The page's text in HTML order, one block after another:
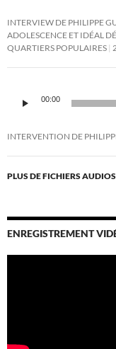
INTERVIEW DE PHILIPPE
ADOLESCENCE ET IDÉAL
QUARTIERS POPULAIRES
audio
00:00
INTERVENTION DE
PLUS DE FICHIERS AUDIOS
ENREGISTREMENT